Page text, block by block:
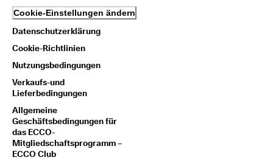
Cookie-Einstellungen ändern
Datenschutzerklärung
Cookie-Richtlinien
Nutzungsbedingungen
Verkaufs-und
Lieferbedingungen
Allgemeine
Geschäftsbedingungen für
das ECCO-
Mitgliedschaftsprogramm –
ECCO Club